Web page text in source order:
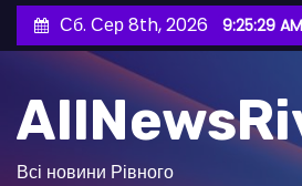
е
Сб. Сер 8th, 2026 9:25:30 AM
Всі новини Рівного